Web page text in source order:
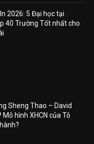
2026: 5 Đại học tại
40 Trường Tốt nhất cho
Sheng Thao – David
Mô hình XHCN của Tô